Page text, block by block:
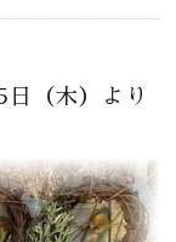
（木）より